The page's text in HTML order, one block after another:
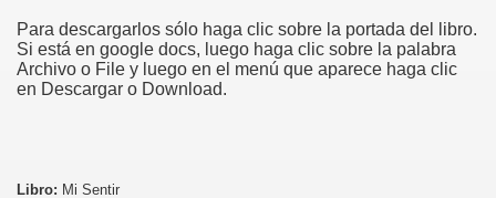
Para descargarlos sólo haga clic sobre la portada del libro.
Si está en google docs, luego haga clic sobre la palabra
Archivo o File y luego en el menú que aparece haga clic
en Descargar o Download.
Libro: Mi Sentir